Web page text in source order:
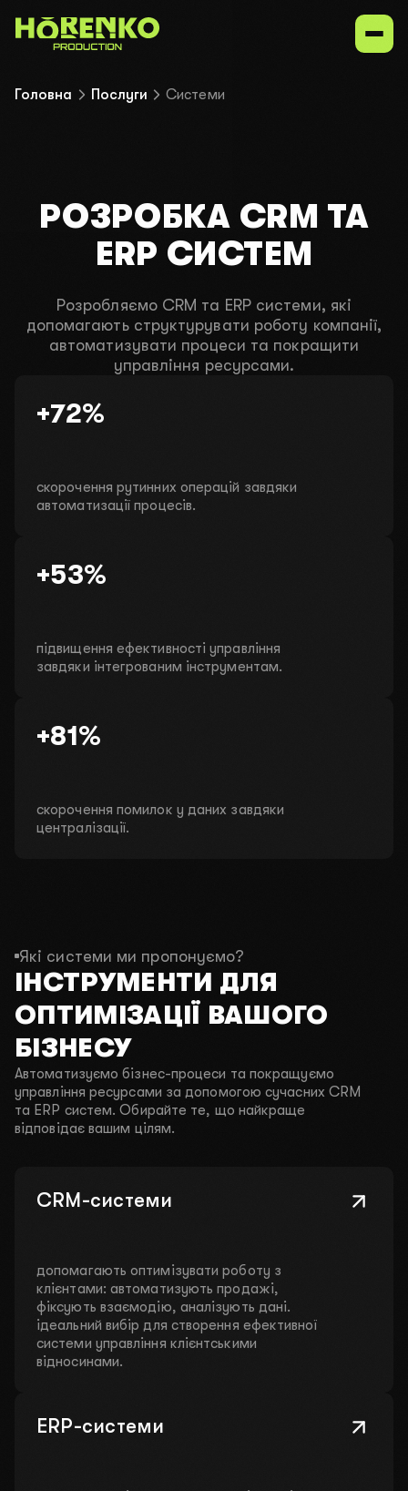
Портфоліо
ru
Головна Послуги Системи
РОЗРОБКА CRM ТА
ERP СИСТЕМ
Розробляємо CRM та ERP системи, які
допомагають структурувати роботу компанії,
автоматизувати процеси та покращити
управління ресурсами.
+72%
скорочення рутинних операцій завдяки
автоматизації процесів.
+53%
підвищення ефективності управління
завдяки інтегрованим інструментам.
+81%
скорочення помилок у даних завдяки
централізації.
Які системи ми пропонуємо?
ІНСТРУМЕНТИ ДЛЯ
ОПТИМІЗАЦІЇ ВАШОГО
БІЗНЕСУ
Автоматизуємо бізнес-процеси та покращуємо
управління ресурсами за допомогою сучасних CRM
та ERP систем. Обирайте те, що найкраще
відповідає вашим цілям.
CRM-системи
допомагають оптимізувати роботу з
клієнтами: автоматизують продажі,
фіксують взаємодію, аналізують дані.
ідеальний вибір для створення ефективної
системи управління клієнтськими
відносинами.
ERP-системи